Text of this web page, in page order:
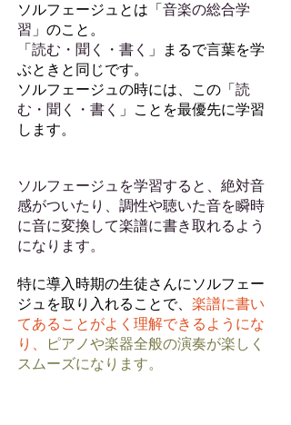
ソルフェージュとは「音楽の総合学
習 」のこと。
「読む・聞く・書く 」まるで言葉を学
ぶときと同じです。
ソルフェージュの時には、この「読
む・聞く・書く 」ことを最優先に学習
します。
ソルフェージュを学習すると、絶対音
感がついたり、調性や聴いた音を瞬時
に音に変換して楽譜に書き取れるよう
になります。
特に導入時期の生徒さんにソルフェー
ジュを取り入れることで、 楽譜に書い
てあることがよく理解できるようにな
り、
ピアノや楽器全般の演奏が楽しく
スムーズになります。